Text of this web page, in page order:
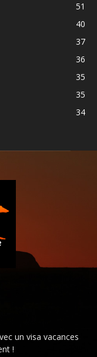
51
40
37
36
35
35
34
un visa vacances
!